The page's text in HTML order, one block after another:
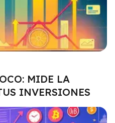
MIDE LA
INVERSIONES